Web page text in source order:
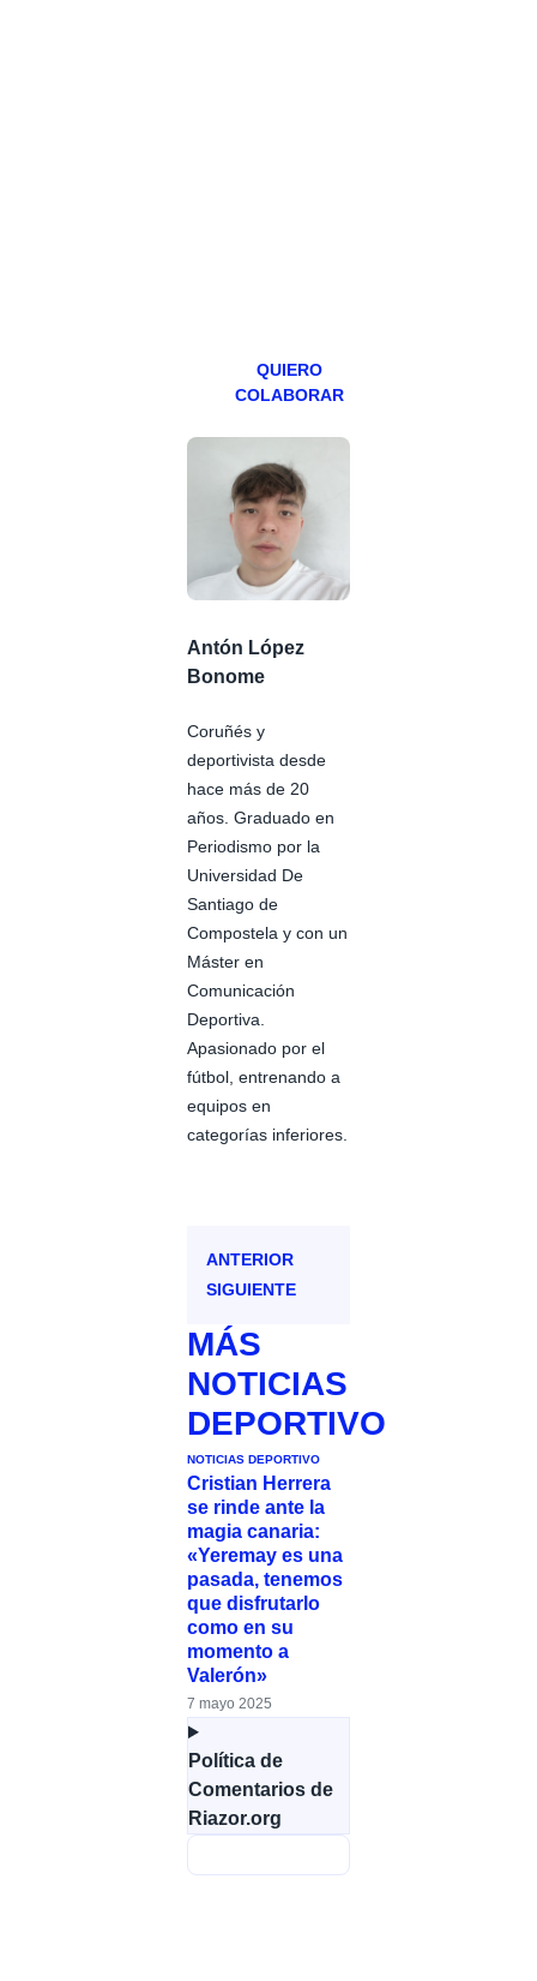
QUIERO
COLABORAR
Antón López
Bonome
Coruñés y
deportivista desde
hace más de 20
años. Graduado en
Periodismo por la
Universidad De
Santiago de
Compostela y con un
Máster en
Comunicación
Deportiva.
Apasionado por el
fútbol, entrenando a
equipos en
categorías inferiores.
ANTERIOR
SIGUIENTE
MÁS
NOTICIAS
DEPORTIVO
NOTICIAS DEPORTIVO
Cristian Herrera
se rinde ante la
magia canaria:
«Yeremay es una
pasada, tenemos
que disfrutarlo
como en su
momento a
Valerón»
7 mayo 2025
Política de
Comentarios de
Riazor.org